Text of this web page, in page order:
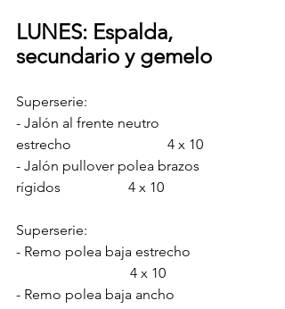
LUNES: Espalda,
secundario y gemelo
Superserie:
- Jalón al frente neutro
estrecho                           4 x 10
- Jalón pullover polea brazos
rígidos                   4 x 10
Superserie:
- Remo polea baja estrecho
4 x 10
- Remo polea baja ancho